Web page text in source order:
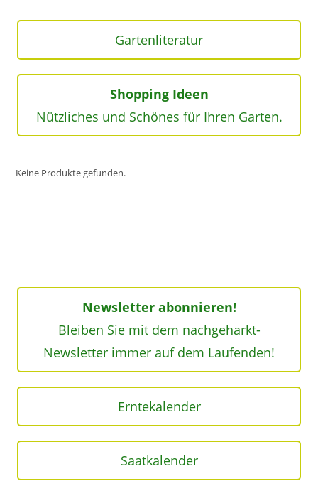
Gartenliteratur
Shopping Ideen
Nützliches und Schönes für Ihren Garten.
Keine Produkte gefunden.
Newsletter abonnieren!
Bleiben Sie mit dem nachgeharkt-
Newsletter immer auf dem Laufenden!
Erntekalender
Saatkalender